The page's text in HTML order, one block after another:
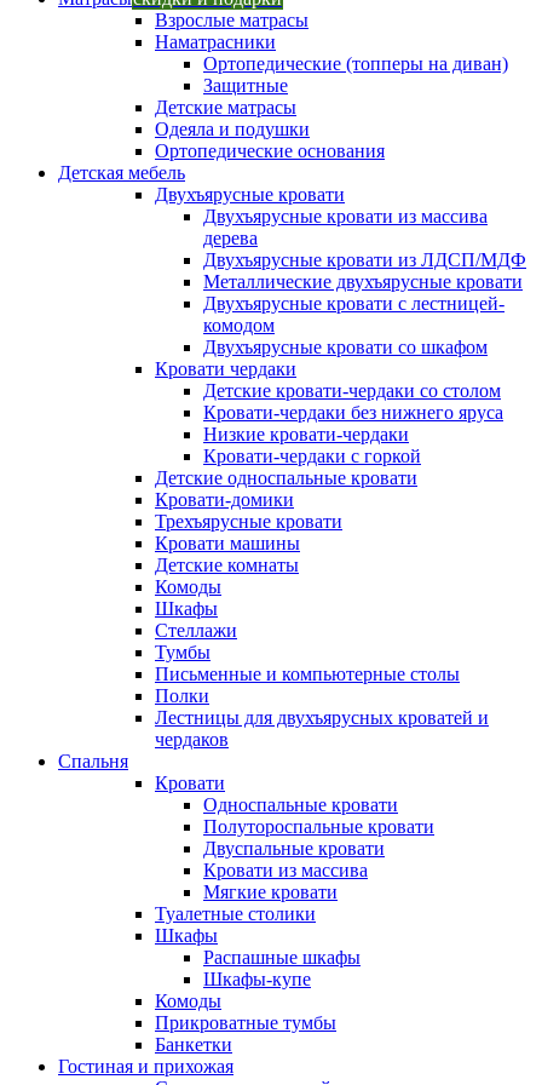
Взрослые матрасы
Наматрасники
Ортопедические (топперы на диван)
Защитные
Детские матрасы
Одеяла и подушки
Ортопедические основания
Детская мебель
Двухъярусные кровати
Двухъярусные кровати из массива
дерева
Двухъярусные кровати из ЛДСП/МДФ
Металлические двухъярусные кровати
Двухъярусные кровати с лестницей-
комодом
Двухъярусные кровати со шкафом
Кровати чердаки
Детские кровати-чердаки со столом
Кровати-чердаки без нижнего яруса
Низкие кровати-чердаки
Кровати-чердаки с горкой
Детские односпальные кровати
Кровати-домики
Трехъярусные кровати
Кровати машины
Детские комнаты
Комоды
Шкафы
Стеллажи
Тумбы
Письменные и компьютерные столы
Полки
Лестницы для двухъярусных кроватей и
чердаков
Спальня
Кровати
Односпальные кровати
Полутороспальные кровати
Двуспальные кровати
Кровати из массива
Мягкие кровати
Туалетные столики
Шкафы
Распашные шкафы
Шкафы-купе
Комоды
Прикроватные тумбы
Банкетки
Гостиная и прихожая